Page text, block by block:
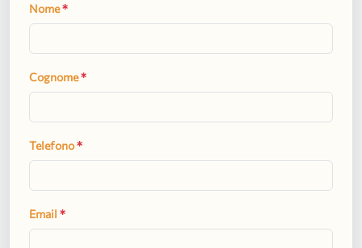
Nome*
Cognome*
Telefono*
Email *